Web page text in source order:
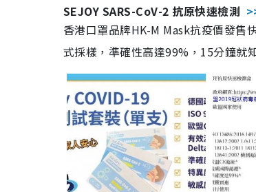
SEJOY SARS-CoV-2 抗原快速檢測
香港口罩品牌HK-M Mask抗疫價發售
式採樣，準確性高達99%，15分鐘就